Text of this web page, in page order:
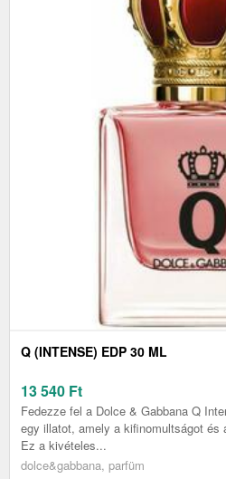
Q (INTENSE) EDP 30 ML
13 540 Ft
Fedezze fel a Dolce & Gabbana Q
egy illatot, amely a kifinomultságot
Ez a kivételes...
dolce&gabbana, parfüm